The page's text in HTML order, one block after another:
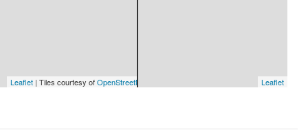
Leaflet | Tiles courtesy ofOpenStreetMap Sweden OpenStreetMap
Leaflet